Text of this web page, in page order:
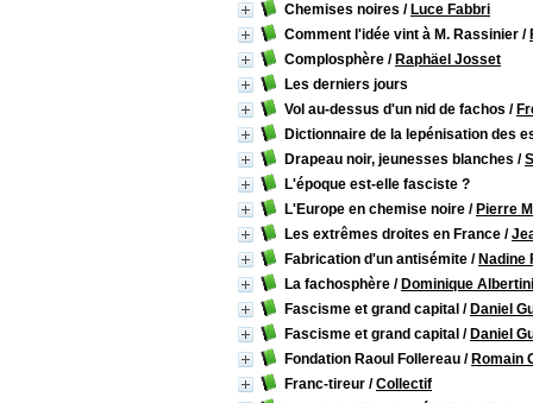
Chemises noires / Luce Fabbri
Comment l'idée vint à M. Rassinier /
Complosphère / Raphäel Josset
Les derniers jours
Vol au-dessus d'un nid de fachos /
Dictionnaire de la lepénisation des
Drapeau noir, jeunesses blanches /
L'époque est-elle fasciste ?
L'Europe en chemise noire / Pierre
Les extrêmes droites en France /
Fabrication d'un antisémite / Nadine
La fachosphère / Dominique Albertini
Fascisme et grand capital / Daniel
Fascisme et grand capital / Daniel
Fondation Raoul Follereau / Romain
Franc-tireur /Collectif